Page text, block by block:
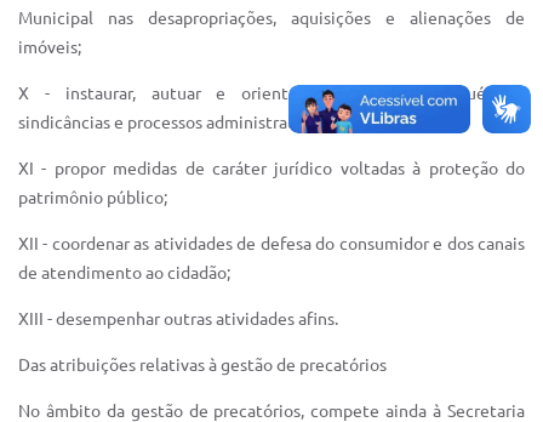
Municipal nas desapropriações, aquisições e alienações de
imóveis;
X - instaurar, autuar e orientar juridicamente inquéritos,
sindicâncias e processos administrativos;
XI - propor medidas de caráter jurídico voltadas à proteção do
patrimônio público;
XII - coordenar as atividades de defesa do consumidor e dos canais
de atendimento ao cidadão;
XIII - desempenhar outras atividades afins.
Das atribuições relativas à gestão de precatórios
No âmbito da gestão de precatórios, compete ainda à Secretaria